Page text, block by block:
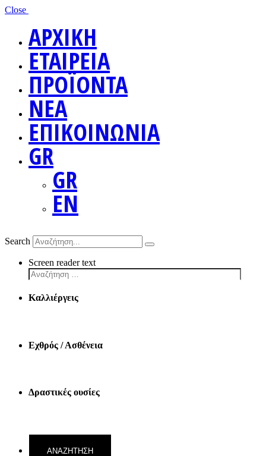
Close
ΑΡΧΙΚΗ
ΕΤΑΙΡΕΙΑ
ΠΡΟΪΟΝΤΑ
ΝΕΑ
ΕΠΙΚΟΙΝΩΝΙΑ
GR
GR
EN
Search
Screen reader text
Καλλιέργεις
Εχθρός / Ασθένεια
Δραστικές ουσίες